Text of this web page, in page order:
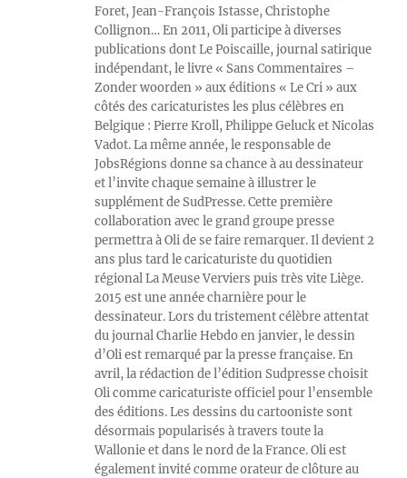
Foret, Jean-François Istasse, Christophe
Collignon… En 2011, Oli participe à diverses
publications dont Le Poiscaille, journal satirique
indépendant, le livre « Sans Commentaires –
Zonder woorden » aux éditions « Le Cri » aux
côtés des caricaturistes les plus célèbres en
Belgique : Pierre Kroll, Philippe Geluck et Nicolas
Vadot. La même année, le responsable de
JobsRégions donne sa chance à au dessinateur
et l’invite chaque semaine à illustrer le
supplément de SudPresse. Cette première
collaboration avec le grand groupe presse
permettra à Oli de se faire remarquer. Il devient 2
ans plus tard le caricaturiste du quotidien
régional La Meuse Verviers puis très vite Liège.
2015 est une année charnière pour le
dessinateur. Lors du tristement célèbre attentat
du journal Charlie Hebdo en janvier, le dessin
d’Oli est remarqué par la presse française. En
avril, la rédaction de l’édition Sudpresse choisit
Oli comme caricaturiste officiel pour l’ensemble
des éditions. Les dessins du cartooniste sont
désormais popularisés à travers toute la
Wallonie et dans le nord de la France. Oli est
également invité comme orateur de clôture au